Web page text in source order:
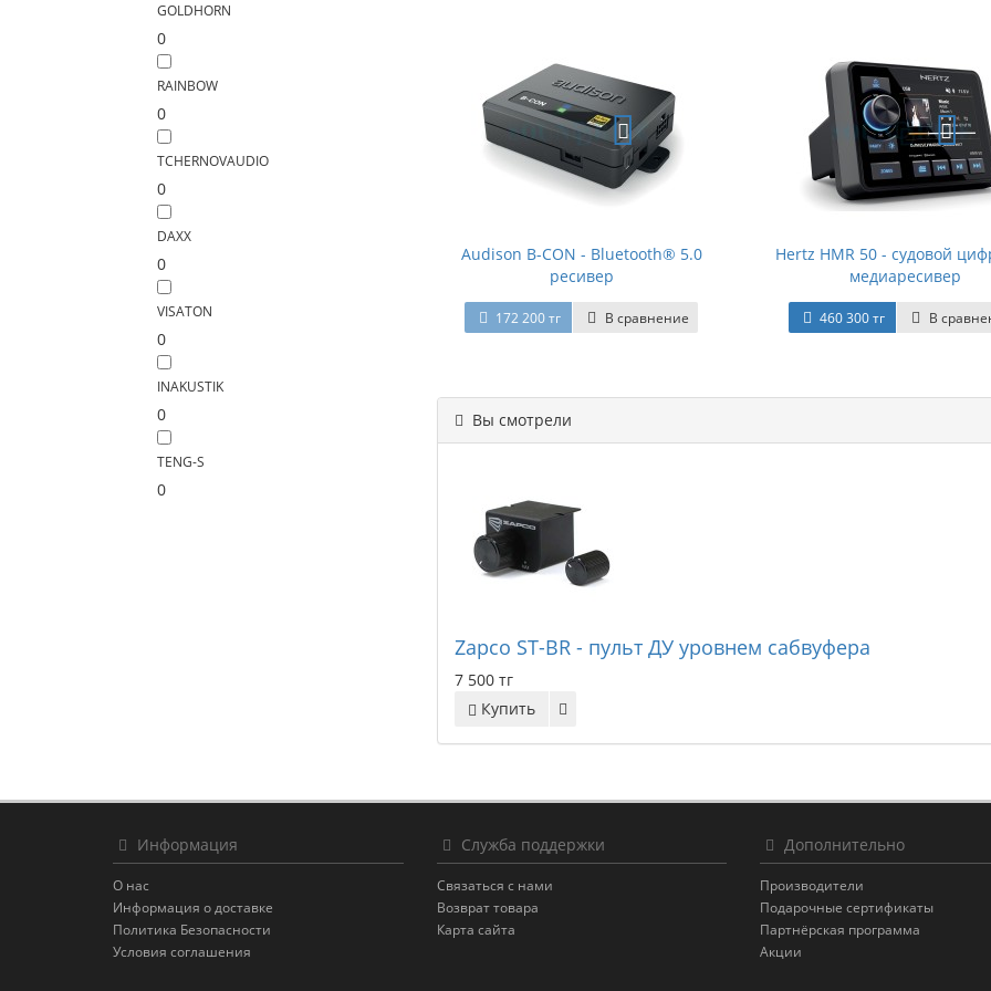
GOLDHORN
0
RAINBOW
0
TCHERNOVAUDIO
0
DAXX
0
VISATON
0
INAKUSTIK
0
TENG-S
0
Audison B-CON - Bluetooth® 5.0
ресивер
172 200 тг В сравнение
Hertz HMR 50 - судовой
медиаресивер
460 300 тг В
Вы смотрели
Zapco ST-BR - пульт ДУ уровнем сабвуфера
7 500 тг
Купить
Информация
О нас
Информация о доставке
Политика Безопасности
Условия соглашения
Служба поддержки
Связаться с нами
Возврат товара
Карта сайта
Дополнительно
Производители
Подарочные сертификаты
Партнёрская программа
Акции